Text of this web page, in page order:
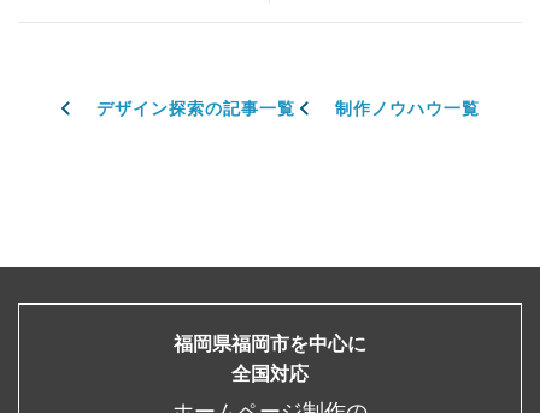
デザイン探索の記事一覧 制作ノウハウ一覧
福岡県福岡市を中心に
全国対応